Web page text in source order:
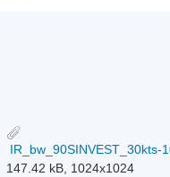
IR_bw_90SINVEST_30kts-
147.42 kB, 1024x1024